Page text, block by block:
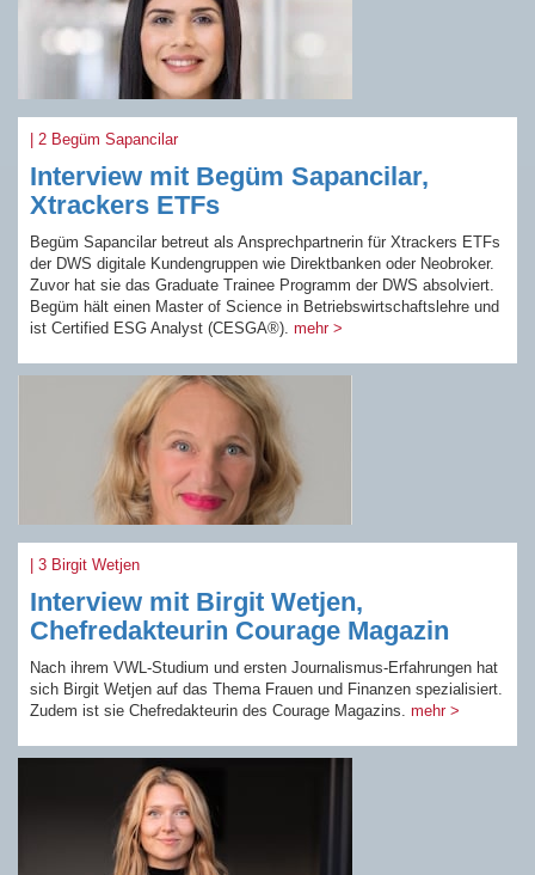
| 2 Begüm Sapancilar
Interview mit Begüm Sapancilar,
Xtrackers ETFs
Begüm Sapancilar betreut als Ansprechpartnerin für Xtrackers ETFs
der DWS digitale Kundengruppen wie Direktbanken oder Neobroker.
Zuvor hat sie das Graduate Trainee Programm der DWS absolviert.
Begüm hält einen Master of Science in Betriebswirtschaftslehre und
ist Certified ESG Analyst (CESGA®). mehr >
| 3 Birgit Wetjen
Interview mit Birgit Wetjen,
Chefredakteurin Courage Magazin
Nach ihrem VWL-Studium und ersten Journalismus-Erfahrungen hat
sich Birgit Wetjen auf das Thema Frauen und Finanzen spezialisiert.
Zudem ist sie Chefredakteurin des Courage Magazins. mehr >